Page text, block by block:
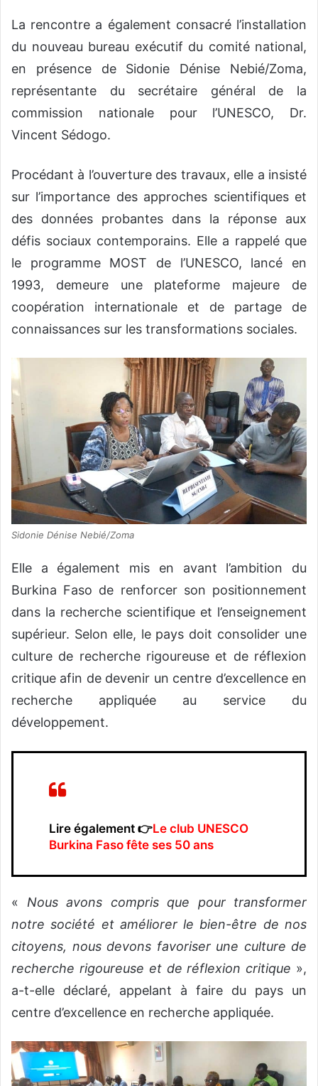
La rencontre a également consacré l’installation
du nouveau bureau exécutif du comité national,
en présence de Sidonie Dénise Nebié/Zoma,
représentante du secrétaire général de la
commission nationale pour l’UNESCO, Dr.
Vincent Sédogo.
Procédant à l’ouverture des travaux, elle a insisté
sur l’importance des approches scientifiques et
des données probantes dans la réponse aux
défis sociaux contemporains. Elle a rappelé que
le programme MOST de l’UNESCO, lancé en
1993, demeure une plateforme majeure de
coopération internationale et de partage de
connaissances sur les transformations sociales.
Sidonie Dénise Nebié/Zoma
Elle a également mis en avant l’ambition du
Burkina Faso de renforcer son positionnement
dans la recherche scientifique et l’enseignement
supérieur. Selon elle, le pays doit consolider une
culture de recherche rigoureuse et de réflexion
critique afin de devenir un centre d’excellence en
recherche appliquée au service du
développement.
Lire également 👉Le club UNESCO
Burkina Faso fête ses 50 ans
« Nous avons compris que pour transformer
notre société et améliorer le bien-être de nos
citoyens, nous devons favoriser une culture de
recherche rigoureuse et de réflexion critique »,
a-t-elle déclaré, appelant à faire du pays un
centre d’excellence en recherche appliquée.